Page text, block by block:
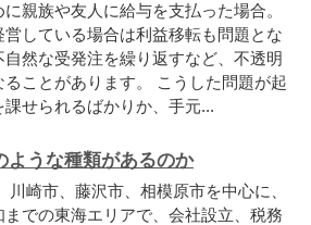
親族や友人に給与を支払った場合。
営している場合は利益移転も問題とな
然な受発注を繰り返すなど、不透明
ことがあります。 こうした問題が起
せられるばかりか、手元...
ような種類があるのか
川崎市、藤沢市、相模原市を中心に、
での東海エリアで、会社設立、税務